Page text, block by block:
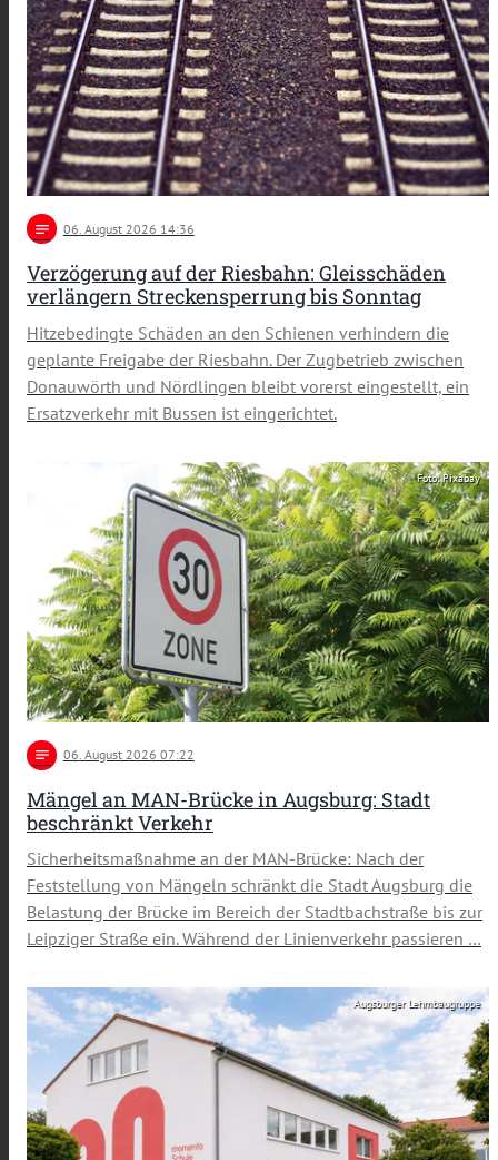
notes 06 . August 2026 14:36
Verzögerung auf der Riesbahn: Gleisschäden
verlängern Streckensperrung bis Sonntag
Hitzebedingte Schäden an den Schienen verhindern die
geplante Freigabe der Riesbahn. Der Zugbetrieb zwischen
Donauwörth und Nördlingen bleibt vorerst eingestellt, ein
Ersatzverkehr mit Bussen ist eingerichtet.
Foto: Pixabay
notes 06. August 2026 07:22
Mängel an MAN-Brücke in Augsburg: Stadt
beschränkt Verkehr
Sicherheitsmaßnahme an der MAN-Brücke: Nach der
Feststellung von Mängeln schränkt die Stadt Augsburg die
Belastung der Brücke im Bereich der Stadtbachstraße bis zur
Leipziger Straße ein. Während der Linienverkehr passieren …
Augsburger Lehmbaugruppe